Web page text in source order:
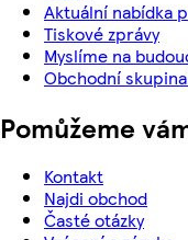
Aktuální nabídka
Tiskové zprávy
Myslíme na
Obchodní
Pomůžeme
Kontakt
Najdi obchod
Časté otázky